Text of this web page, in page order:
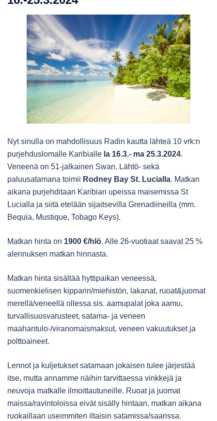
Nyt sinulla on mahdollisuus Radin kautta lähteä 10 vrk:n
purjehduslomalle Karibialle la 16.3.- ma 25.3.2024.
Veneenä on 51-jalkainen Swan. Lähtö- sekä
paluusatamana toimii Rodney Bay St. Lucialla. Matkan
aikana purjehditaan Karibian upeissa maisemissa St
Lucialla ja siitä etelään sijaitsevilla Grenadiineilla (mm.
Bequia, Mustique, Tobago Keys).
Matkan hinta on 1900 €/hlö. Alle 26-vuotiaat saavat 25 %
alennuksen matkan hinnasta.
Matkan hinta sisältää hyttipaikan veneessä,
suomenkielisen kipparin/miehistön, lakanat, ruoat&juomat
merellä/veneellä ollessa sis. aamupalat joka aamu,
turvallisuusvarusteet, satama- ja veneen
maahantulo-/viranomaismaksut, veneen vakuutukset ja
polttoaineet.
Lennot ja kuljetukset satamaan jokaisen tulee järjestää
itse, mutta annamme näihin tarvittaessa vinkkejä ja
neuvoja matkalle ilmoittautuneille. Ruoat ja juomat
maissa/ravintoloissa eivät sisälly hintaan, matkan aikana
ruokaillaan useimmiten iltaisin satamissa/saarissa.